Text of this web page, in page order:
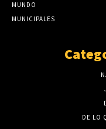
MUNDO
MUNICIPALES
DE LO